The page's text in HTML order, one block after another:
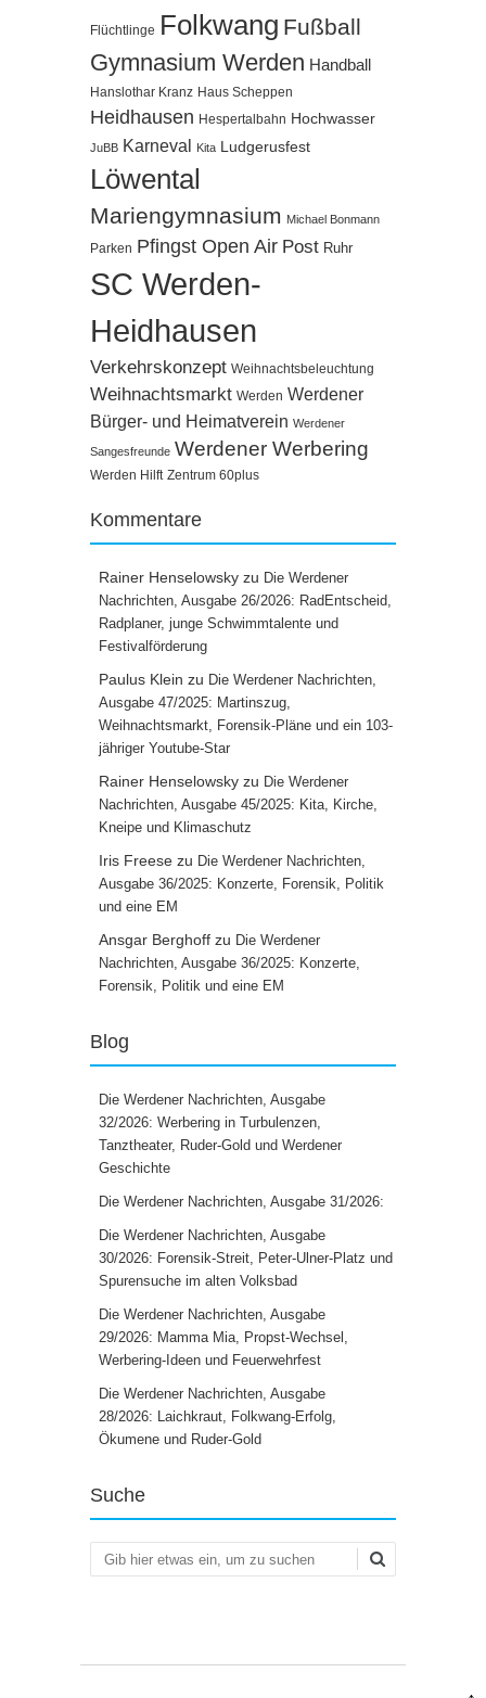
Flüchtlinge Folkwang Fußball
Gymnasium Werden Handball
Hanslothar Kranz Haus Scheppen
Heidhausen Hespertalbahn Hochwasser
JuBB Karneval Kita Ludgerusfest
Löwental
Mariengymnasium Michael Bonmann
Parken Pfingst Open Air Post Ruhr
SC Werden-
Heidhausen
Verkehrskonzept Weihnachtsbeleuchtung
Weihnachtsmarkt Werden Werdener
Bürger- und Heimatverein Werdener
Sangesfreunde Werdener Werbering
Werden Hilft Zentrum 60plus
Kommentare
Rainer Henselowsky zu Die Werdener
Nachrichten, Ausgabe 26/2026: RadEntscheid,
Radplaner, junge Schwimmtalente und
Festivalförderung
Paulus Klein zu Die Werdener Nachrichten,
Ausgabe 47/2025: Martinszug,
Weihnachtsmarkt, Forensik-Pläne und ein 103-
jähriger Youtube-Star
Rainer Henselowsky zu Die Werdener
Nachrichten, Ausgabe 45/2025: Kita, Kirche,
Kneipe und Klimaschutz
Iris Freese zu Die Werdener Nachrichten,
Ausgabe 36/2025: Konzerte, Forensik, Politik
und eine EM
Ansgar Berghoff zu Die Werdener
Nachrichten, Ausgabe 36/2025: Konzerte,
Forensik, Politik und eine EM
Blog
Die Werdener Nachrichten, Ausgabe
32/2026: Werbering in Turbulenzen,
Tanztheater, Ruder-Gold und Werdener
Geschichte
Die Werdener Nachrichten, Ausgabe 31/2026:
Die Werdener Nachrichten, Ausgabe
30/2026: Forensik-Streit, Peter-Ulner-Platz und
Spurensuche im alten Volksbad
Die Werdener Nachrichten, Ausgabe
29/2026: Mamma Mia, Propst-Wechsel,
Werbering-Ideen und Feuerwehrfest
Die Werdener Nachrichten, Ausgabe
28/2026: Laichkraut, Folkwang-Erfolg,
Ökumene und Ruder-Gold
Suche
Suchen